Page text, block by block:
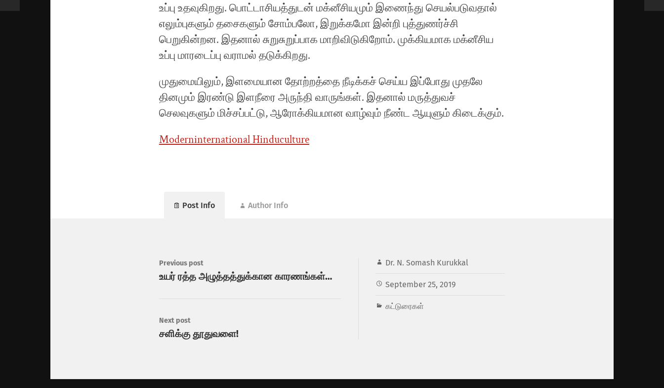
உப்பு உதவுகிறது. பொட்டாசியத்துடன் மக்னீசியமும் இணைந்து செயல்படுவதால்
எலும்புகளும் தசைகளும் சோம்பலோ, இறுக்கமோ இன்றி புத்துணர்ச்சி
பெறுகின்றன. இதனால் சுறுசுறுப்பாக மாறிவிடுகிறோம். முக்கியமாக மக்னீசிய
உப்பு மாரடைப்பு வராமல் தடுக்கிறது.
முதுமையிலும், இளமையான தோற்றத்தை நீடிக்கச் செய்ய இப்போது முதலே
தினமும் இரண்டு இளநீரை அருந்தி வாருங்கள். இதனால் மருத்துவச்
செலவுகளும் மிச்சப்பட்டு, ஆரோக்கியமான வாழ்வும் நீண்ட ஆயுளும் கிடைக்கும்.
Moderninternational Hinduculture
Post Info Author Info
Dr. N. Somash Kurukkal
September 25, 2019
கட்டுரைகள்
Previous post
உயர் ரத்த அழுத்தத்துக்கான காரணங்கள்…
Next post
சளிக்கு தூதுவளை!